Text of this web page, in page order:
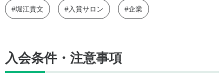
#堀江貴文 #入賞サロン #企業
入会条件・注意事項